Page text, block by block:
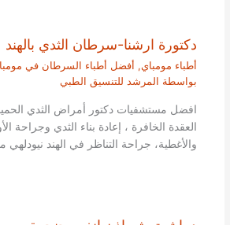
دكتورة ارشنا-سرطان الثدي بالهند
أطباء مومباي, أفضل أطباء السرطان في مومباي،
بواسطة المرشد للتنسيق الطبي
افضل مستشفيات دكتور أمراض الثدي
العقدة الخافرة ، إعادة بناء الثدي وجراحة
والأغطية، جراحة التناظر في الهند نيودلهي